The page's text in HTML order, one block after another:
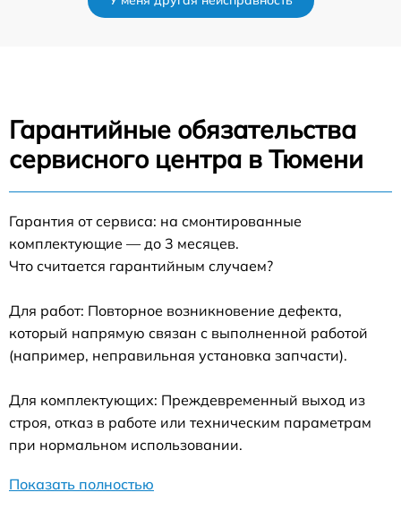
Гарантийные обязательства
сервисного центра в Тюмени
Гарантия от сервиса: на смонтированные
комплектующие — до 3 месяцев.
Что считается гарантийным случаем?
Для работ: Повторное возникновение дефекта,
который напрямую связан с выполненной работой
(например, неправильная установка запчасти).
Для комплектующих: Преждевременный выход из
строя, отказ в работе или техническим параметрам
при нормальном использовании.
Показать полностью